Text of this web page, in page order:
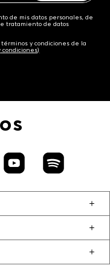
de mis datos personales, de
tratamiento de datos
y condiciones de la
condiciones)